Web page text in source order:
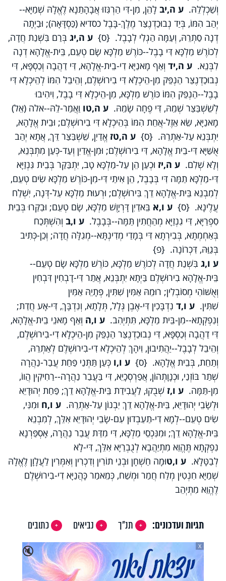
וְשַׁכְלְלֵהּ. ע ה,יב לָהֵן, מִן-דִּי הַרְגִּזוּ אֲבָהָתַנָא לֶאֱלָהּ שְׁמַיָּא--
יְהַב הִמּוֹ, בְּיַד נְבוּכַדְנֶצַּר מֶלֶךְ-בָּבֶל כסדיא (כַּסְדָּאָה); וּבַיְתָה
דְנָה סַתְרֵהּ, וְעַמָּה הַגְלִי לְבָבֶל. {ס} ע ה,יג בְּרַם בִּשְׁנַת חֲדָה,
לְכוֹרֶשׁ מַלְכָּא דִּי בָבֶל--כּוֹרֶשׁ מַלְכָּא שָׂם טְעֵם, בֵּית-אֱלָהָא דְנָה
לִבְּנֵא. ע ה,יד וְאַף מָאנַיָּא דִי-בֵית-אֱלָהָא, דִּי דַהֲבָה וְכַסְפָּא, דִּי
נְבוּכַדְנֶצַּר הַנְפֵּק מִן-הֵיכְלָא דִּי בִירוּשְׁלֶם, וְהֵיבֵל הִמּוֹ לְהֵיכְלָא דִּי
בָבֶל--הַנְפֵּק הִמּוֹ כּוֹרֶשׁ מַלְכָּא, מִן-הֵיכְלָא דִּי בָבֶל, וִיהִיבוּ
לְשֵׁשְׁבַּצַּר שְׁמֵהּ, דִּי פֶחָה שָׂמֵהּ. ע ה,טו וַאֲמַר-לֵהּ--אלה (אֵל)
מָאנַיָּא, שֵׂא אֵזֶל-אֲחֵת הִמּוֹ בְּהֵיכְלָא דִּי בִירוּשְׁלֶם; וּבֵית אֱלָהָא,
יִתְבְּנֵא עַל-אַתְרֵהּ. {ס} ע ה,טז אֱדַיִן, שֵׁשְׁבַּצַּר דֵּךְ, אֲתָא יְהַב
אֻשַּׁיָּא דִּי-בֵית אֱלָהָא, דִּי בִירוּשְׁלֶם; וּמִן-אֱדַיִן וְעַד-כְּעַן מִתְבְּנֵא,
וְלָא שְׁלִם. ע ה,יז וּכְעַן הֵן עַל-מַלְכָּא טָב, יִתְבַּקַּר בְּבֵית גִּנְזַיָּא
דִּי-מַלְכָּא תַמָּה דִּי בְּבָבֶל, הֵן אִיתַי דִּי-מִן-כּוֹרֶשׁ מַלְכָּא שִׂים טְעֵם,
לְמִבְנֵא בֵּית-אֱלָהָא דֵךְ בִּירוּשְׁלֶם; וּרְעוּת מַלְכָּא עַל-דְּנָה, יִשְׁלַח
עֲלֶינָא. {ס} ע ו,א בֵּאדַיִן דָּרְיָוֶשׁ מַלְכָּא, שָׂם טְעֵם; וּבַקַּרוּ בְּבֵית
סִפְרַיָּא, דִּי גִנְזַיָּא מְהַחֲתִין תַּמָּה--בְּבָבֶל. ע ו,ב וְהִשְׁתְּכַח
בְּאַחְמְתָא, בְּבִירְתָא דִּי בְּמָדַי מְדִינְתָּא--מְגִלָּה חֲדָה; וְכֵן-כְּתִיב
בְּגַוַּהּ, דִּכְרוֹנָה. {פ}
ע ו,ג בִּשְׁנַת חֲדָה לְכוֹרֶשׁ מַלְכָּא, כּוֹרֶשׁ מַלְכָּא שָׂם טְעֵם--
בֵּית-אֱלָהָא בִירוּשְׁלֶם בַּיְתָא יִתְבְּנֵא, אֲתַר דִּי-דָבְחִין דִּבְחִין
וְאֻשּׁוֹהִי מְסוֹבְלִין; רוּמֵהּ אַמִּין שִׁתִּין, פְּתָיֵהּ אַמִּין
שִׁתִּין. ע ו,ד נִדְבָּכִין דִּי-אֶבֶן גְּלָל, תְּלָתָא, וְנִדְבָּךְ, דִּי-אָע חֲדַת;
וְנִפְקְתָא--מִן-בֵּית מַלְכָּא, תִּתְיְהִב. ע ו,ה וְאַף מָאנֵי בֵית-אֱלָהָא,
דִּי דַהֲבָה וְכַסְפָּא, דִּי נְבוּכַדְנֶצַּר הַנְפֵּק מִן-הֵיכְלָא דִי-בִירוּשְׁלֶם,
וְהֵיבֵל לְבָבֶל--יַהֲתִיבוּן, וִיהָךְ לְהֵיכְלָא דִי-בִירוּשְׁלֶם לְאַתְרֵהּ,
וְתַחֵת, בְּבֵית אֱלָהָא. {ס} ע ו,ו כְּעַן תַּתְּנַי פַּחַת עֲבַר-נַהֲרָה
שְׁתַר בּוֹזְנַי, וּכְנָוָתְהוֹן, אֲפַרְסְכָיֵא, דִּי בַּעֲבַר נַהֲרָה--רַחִיקִין הֲווֹ,
מִן-תַּמָּה. ע ו,ז שְׁבֻקוּ, לַעֲבִידַת בֵּית-אֱלָהָא דֵךְ; פַּחַת יְהוּדָיֵא
וּלְשָׂבֵי יְהוּדָיֵא, בֵּית-אֱלָהָא דֵךְ יִבְנוֹן עַל-אַתְרֵהּ. ע ו,ח וּמִנִּי,
שִׂים טְעֵם--לְמָא דִי-תַעַבְדוּן עִם-שָׂבֵי יְהוּדָיֵא אִלֵּךְ, לְמִבְנֵא
בֵּית-אֱלָהָא דֵךְ; וּמִנִּכְסֵי מַלְכָּא, דִּי מִדַּת עֲבַר נַהֲרָה, אָסְפַּרְנָא
נִפְקְתָא תֶּהֱוֵא מִתְיַהֲבָא לְגֻבְרַיָּא אִלֵּךְ, דִּי-לָא
לְבַטָּלָא. ע ו,טוּמָה חַשְׁחָן וּבְנֵי תוֹרִין וְדִכְרִין וְאִמְּרִין לַעֲלָוָן לֶאֱלָהּ
שְׁמַיָּא חִנְטִין מְלַח חֲמַר וּמְשַׁח, כְּמֵאמַר כָּהֲנַיָּא דִי-בִירוּשְׁלֶם
לֶהֱוֵא מִתְיְהֵב
תגיות ועדכונים: תנ"ך נביאים
כתובים
🔇
X